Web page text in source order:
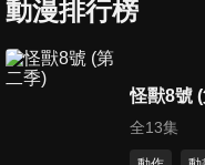
動漫排行榜
怪獸8號
全13集